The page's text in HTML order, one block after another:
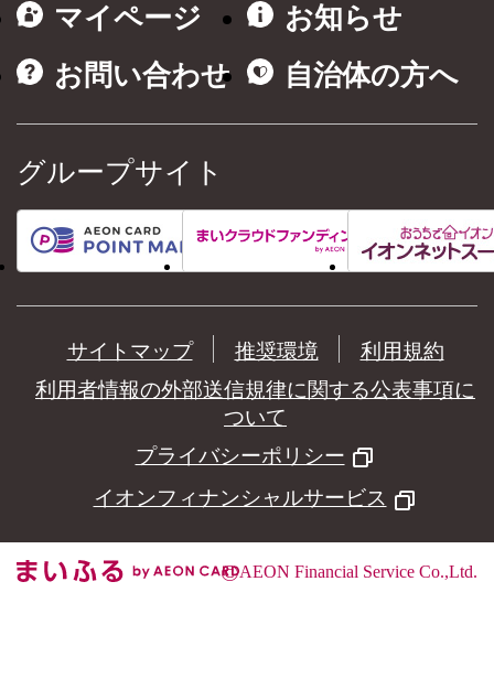
マイページ
お知らせ
お問い合わせ
自治体の方へ
グループサイト
サイトマップ 推奨環境
利用規約
利用者情報の外部送信規律に関する公表事項に
ついて
プライバシーポリシー
イオンフィナンシャルサービス
©AEON Financial Service Co.,Ltd.